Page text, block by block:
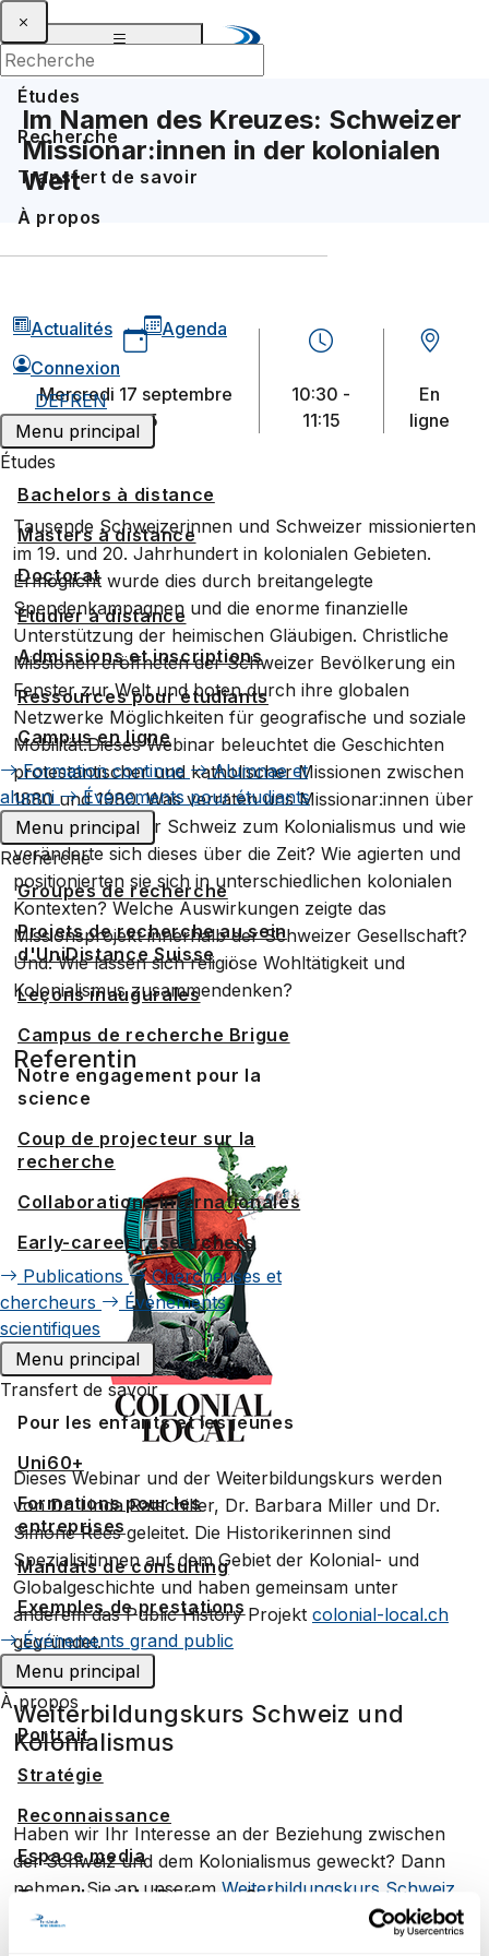
Études
Recherche
Transfert de savoir
À propos
Actualités
Agenda
Connexion
DEFREN
Menu principal
Études
Bachelors à distance
Masters à distance
Doctorat
Étudier à distance
Admissions et inscriptions
Ressources pour étudiants
Campus en ligne
Formation continue
Alumnae et
alumni
Événements pour étudiants
Menu principal
Recherche
Groupes de recherche
Projets de recherche au sein
d'UniDistance Suisse
Leçons inaugurales
Campus de recherche Brigue
Notre engagement pour la
science
Coup de projecteur sur la
recherche
Collaborations internationales
Early-career researchers
Publications
Chercheuses et
chercheurs
Événements
scientifiques
Menu principal
Transfert de savoir
Pour les enfants et les jeunes
Uni60+
Formations pour les
entreprises
Mandats de consulting
Exemples de prestations
Événements grand public
Menu principal
À propos
Portrait
Stratégie
Reconnaissance
Espace media
Travailler à UniDistance Suisse
Im Namen des Kreuzes: Schweizer
Missionar:innen in der kolonialen
Welt
mercredi 17 septembre
2025
10:30 -
11:15
En
ligne
Tausende Schweizerinnen und Schweizer missionierten
im 19. und 20. Jahrhundert in kolonialen Gebieten.
Ermöglicht wurde dies durch breitangelegte
Spendenkampagnen und die enorme finanzielle
Unterstützung der heimischen Gläubigen. Christliche
Missionen eröffneten der Schweizer Bevölkerung ein
Fenster zur Welt und boten durch ihre globalen
Netzwerke Möglichkeiten für geografische und soziale
Mobilität.Dieses Webinar beleuchtet die Geschichten
protestantischer und katholischer Missionen zwischen
1880 und 1980. Was verraten uns Missionar:innen über
das Verhältnis der Schweiz zum Kolonialismus und wie
veränderte sich dieses über die Zeit? Wie agierten und
positionierten sie sich in unterschiedlichen kolonialen
Kontexten? Welche Auswirkungen zeigte das
Missionsprojekt innerhalb der Schweizer Gesellschaft?
Und: Wie lassen sich religiöse Wohltätigkeit und
Kolonialismus zusammendenken?
Referentin
Dieses Webinar und der Weiterbildungskurs werden
von Dr. Linda Ratschiller, Dr. Barbara Miller und Dr.
Simone Rees geleitet. Die Historikerinnen sind
Spezialisitinnen auf dem Gebiet der Kolonial- und
Globalgeschichte und haben gemeinsam unter
anderem das Public History Projekt colonial-local.ch
gegründet.
Weiterbildungskurs Schweiz und
Kolonialismus
Haben wir Ihr Interesse an der Beziehung zwischen
der Schweiz und dem Kolonialismus geweckt? Dann
nehmen Sie an unserem Weiterbildungskurs Schweiz
und Kolonialismus
Weiterbildungskurses ist es, Ihnen ein tiefes Verständnis